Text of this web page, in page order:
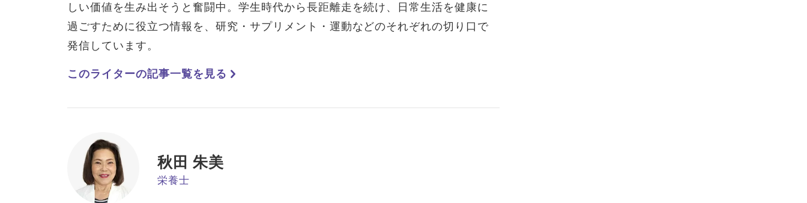
しい価値を生み出そうと奮闘中。学生時代から長距離走を続け、日常生活を健康に
過ごすために役立つ情報を、研究・サプリメント・運動などのそれぞれの切り口で
発信しています。
このライターの記事一覧を見る
秋田 朱美
栄養士